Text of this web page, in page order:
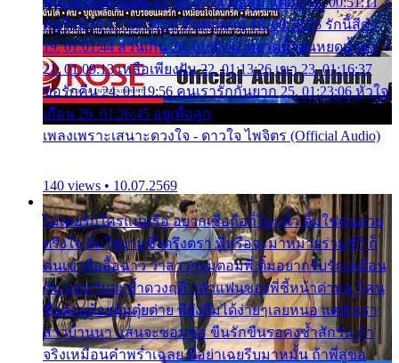
คนใจมาร 17. 00:54:50 คืนทรมาน 18. 00:58:25 รักนี้สีดำ
19. 01:01:44 ส่วนเกิน 20. 01:05:42 หยาดน้ำฝนหยดน้ำตา
21. 01:09:13 เหลือเพียงฝัน 22. 01:13:26 เขา 23. 01:16:37
ขอรักคืน 24. 01:19:56 คนเรารักกันยาก 25. 01:23:06 หัวใจ
เถื่อน 26. 01:26:45 อยู่เพื่อลูก
เพลงเพราะเสนาะดวงใจ - ดาวใจ ไพจิตร (Official Audio)
140 views • 10.07.2569
ไม่เคยรักใครแน่หรือ อยากเชื่อถือก็ไม่กล้า ติ๋มใช่คนสวย
ตรึงใจ ติ๋มใช่งามซึ้งตรึงตรา พี่หรือจะมาหมายร่วมชีวี ก็
คนเขาลืออื้อฉาว ว่าสาวๆรุมตอมพี่ ติ๋มอยากรับรักเหมือน
กัน แต่หวั่นจะช้ำดวงฤดี กลัวแฟนของพี่ชี้หน้าด่าทอ ก็คน
ชื่อต๋อยต้อยตุ้มตุ๋ยต่าย พี่ยังลืมได้ง่ายๆเลยหนอ แค่ตัวเรา
สาวบ้านนา แสนจะซอมซ่อ ขืนรักขืนรอคงช้ำสักวัน ถ้า
จริงเหมือนคำพร่ำเฉลย พี่อย่าเฉยรีบมาหมั้น ถ้าพี่สู่ขอ